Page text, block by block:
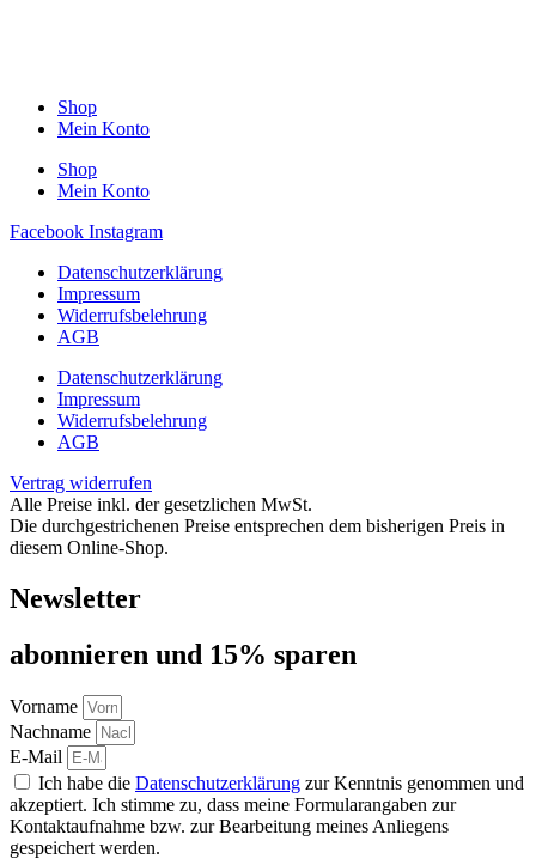
Shop
Mein Konto
Shop
Mein Konto
Facebook Instagram
Datenschutzerklärung
Impressum
Widerrufsbelehrung
AGB
Datenschutzerklärung
Impressum
Widerrufsbelehrung
AGB
Vertrag widerrufen
Alle Preise inkl. der gesetzlichen MwSt.
Die durchgestrichenen Preise entsprechen dem bisherigen Preis in
diesem Online-Shop.
Newsletter
abon­nie­ren und 15% sparen
Vorname
Nachname
E-Mail
Ich habe die Datenschutzerklärung zur Kenntnis genommen und
akzeptiert. Ich stimme zu, dass meine Formularangaben zur
Kontaktaufnahme bzw. zur Bearbeitung meines Anliegens
gespeichert werden.